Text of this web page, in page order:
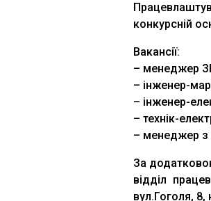
конкурсній
Вакансії:
– менеджер
– інженер-
– інженер-
– технік-
– менеджер з
За
відділ
вул.Гоголя,